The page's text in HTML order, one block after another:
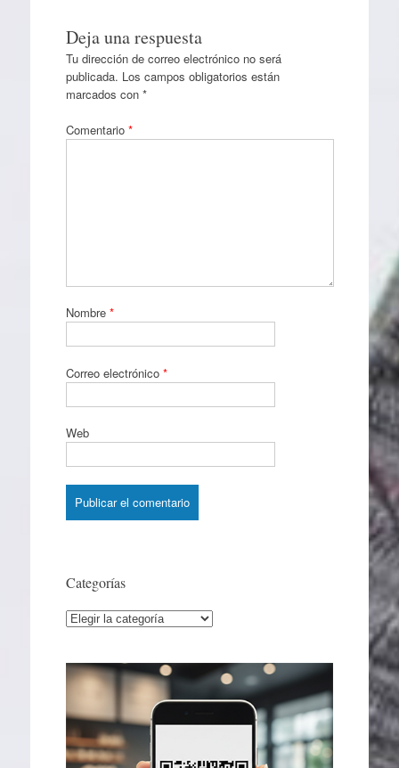
Deja una respuesta
Tu dirección de correo electrónico no será
publicada. Los campos obligatorios están
marcados con *
Comentario *
Nombre *
Correo electrónico *
Web
Categorías
Categorías